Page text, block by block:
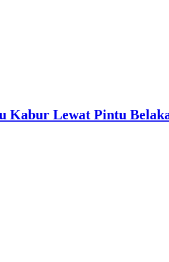
Kabur Lewat Pintu